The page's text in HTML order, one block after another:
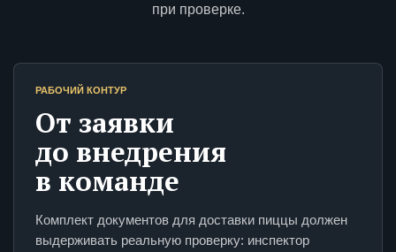
при проверке.
РАБОЧИЙ КОНТУР
От заявки
до внедрения
в команде
Комплект документов для доставки пиццы должен
выдерживать реальную проверку: инспектор